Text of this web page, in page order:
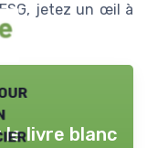
jetez un œil à
livre blanc